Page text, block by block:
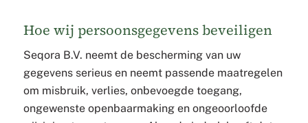
Hoe wij persoonsgegevens beveiligen
Seqora B.V. neemt de bescherming van uw
gegevens serieus en neemt passende maatregelen
om misbruik, verlies, onbevoegde toegang,
ongewenste openbaarmaking en ongeoorloofde